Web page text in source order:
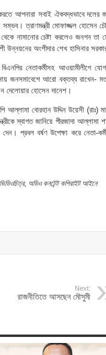
করতে আপনারা সবাই ঐকবদ্ধভাবে দলের
ত্রাণমন্ত্রী মোফাজ্জল হোসেন
নামানোর চেষ্টা করলেও জনগন তা
উন্নয়নের অংশীদার শেখ হাসিনার
নেতাকর্মীসহ আওয়ামীলীগে
জনসমাবেশে আরো বক্তব্য রাখেন-
দেলোয়ার হোসেন দানেশ।
আল্লামা বোরহান উদ্দিন উয়েসী (রাঃ)
স্বাগত জানিয়ে পীরজাদা আল্লামা
প্রবল বর্ষণ উপেক্ষা করে নেতা-
ভিডিওচিত্র, অডিও কনটেন্ট কপিরাইট আইনে
Next:
রাজনীতিতে আসছেন মৌসুমী